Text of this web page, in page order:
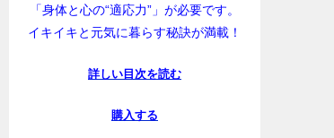
「身体と心の“適応力”」が必要です。
イキイキと元気に暮らす秘訣が満載！
詳しい目次を読む
購入する